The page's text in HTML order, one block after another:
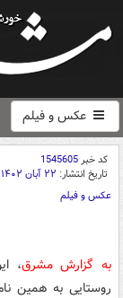
عکس و فیلم
کد خبر1545605
تاریخ انتشار: ۲۲ آبان ۱۴۰۲ - ۰۷:۱۵
عکس و فیلم
به گزارش مشرق،